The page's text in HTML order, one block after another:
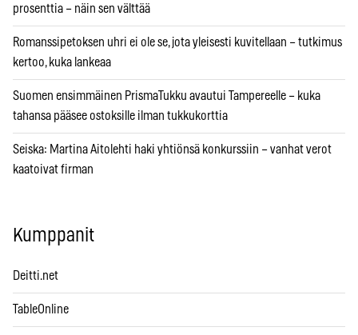
prosenttia – näin sen välttää
Romanssipetoksen uhri ei ole se, jota yleisesti kuvitellaan – tutkimus
kertoo, kuka lankeaa
Suomen ensimmäinen PrismaTukku avautui Tampereelle – kuka
tahansa pääsee ostoksille ilman tukkukorttia
Seiska: Martina Aitolehti haki yhtiönsä konkurssiin – vanhat verot
kaatoivat firman
Kumppanit
Deitti.net
TableOnline